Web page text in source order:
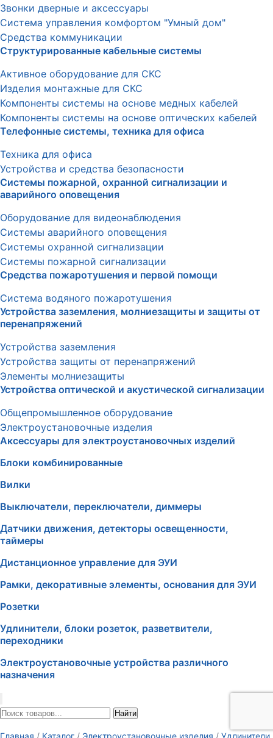
Звонки дверные и аксессуары
Система управления комфортом "Умный дом"
Средства коммуникации
Структурированные кабельные системы
Активное оборудование для СКС
Изделия монтажные для СКС
Компоненты системы на основе медных кабелей
Компоненты системы на основе оптических кабелей
Телефонные системы, техника для офиса
Техника для офиса
Устройства и средства безопасности
Системы пожарной, охранной сигнализации и
аварийного оповещения
Оборудование для видеонаблюдения
Системы аварийного оповещения
Системы охранной сигнализации
Системы пожарной сигнализации
Средства пожаротушения и первой помощи
Система водяного пожаротушения
Устройства заземления, молниезащиты и защиты от
перенапряжений
Устройства заземления
Устройства защиты от перенапряжений
Элементы молниезащиты
Устройства оптической и акустической сигнализации
Общепромышленное оборудование
Электроустановочные изделия
Аксессуары для электроустановочных изделий
Блоки комбинированные
Вилки
Выключатели, переключатели, диммеры
Датчики движения, детекторы освещенности,
таймеры
Дистанционное управление для ЭУИ
Рамки, декоративные элементы, основания для ЭУИ
Розетки
Удлинители, блоки розеток, разветвители,
переходники
Электроустановочные устройства различного
назначения
Найти
Главная / Каталог / Электроустановочные изделия / Удлинители,